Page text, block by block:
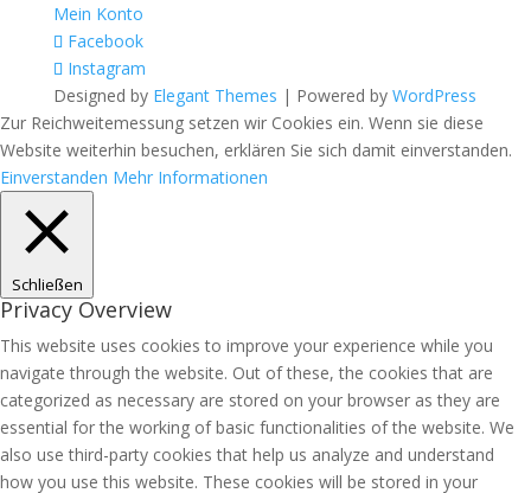
Mein Konto
Facebook
Instagram
Designed by Elegant Themes | Powered by WordPress
Zur Reichweitemessung setzen wir Cookies ein. Wenn sie diese
Website weiterhin besuchen, erklären Sie sich damit einverstanden.
Einverstanden Mehr Informationen
Schließen
Privacy Overview
This website uses cookies to improve your experience while you
navigate through the website. Out of these, the cookies that are
categorized as necessary are stored on your browser as they are
essential for the working of basic functionalities of the website. We
also use third-party cookies that help us analyze and understand
how you use this website. These cookies will be stored in your